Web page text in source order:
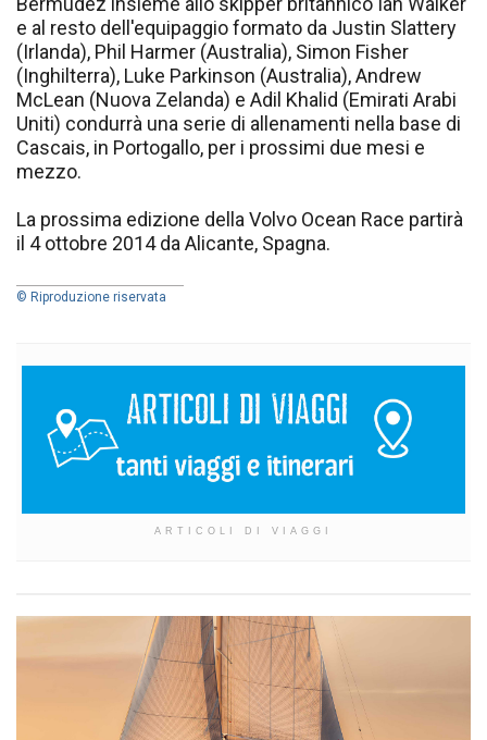
e al resto dell'equipaggio formato da Justin Slattery
(Irlanda), Phil Harmer (Australia), Simon Fisher
(Inghilterra), Luke Parkinson (Australia), Andrew
McLean (Nuova Zelanda) e Adil Khalid (Emirati Arabi
Uniti) condurrà una serie di allenamenti nella base di
Cascais, in Portogallo, per i prossimi due mesi e
mezzo.
La prossima edizione della Volvo Ocean Race partirà
il 4 ottobre 2014 da Alicante, Spagna.
© Riproduzione riservata
ARTICOLI DI VIAGGI